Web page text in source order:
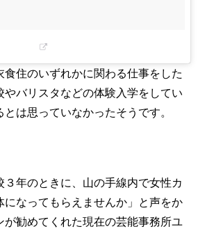
食住のいずれかに関わる仕事をした
やバリスタなどの体験入学をしてい
は思っていなかったそうです。
３年のときに、山の手線内で女性カ
になってもらえませんか」と声をか
が勧めてくれた現在の芸能事務所ユ